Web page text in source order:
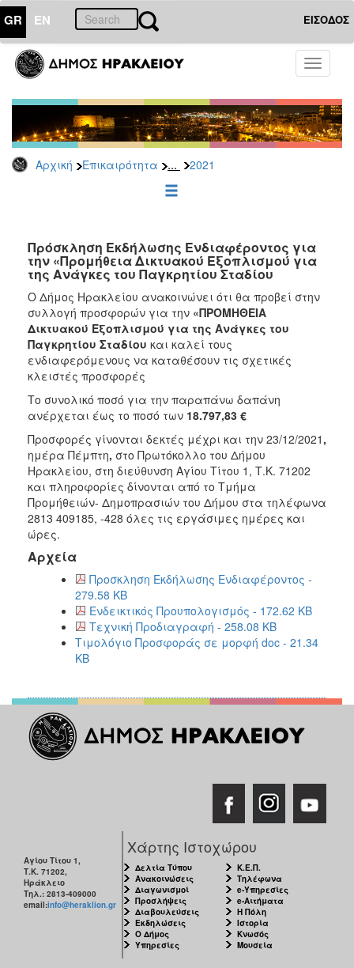
GR EN ΕΙΣΟΔΟΣ
Toggle
Αρχική Επικαιρότητα ... 2021
ΕΠΙΚΑΙΡΟΤΗΤΑ
-
Δημοπρασίες
Αρχείο
2026
2022
2021
2020
2019
2018
2017
2016
2013
ΔΗΜΟΤΗΣ
ΕΠΙΣΚΕΠΤΗΣ
Πρόσκληση Εκδήλωσης Ενδιαφέροντος για
την «Προμήθεια Δικτυακού Εξοπλισμού για
της Ανάγκες του Παγκρητίου Σταδίου
Ο Δήμος Ηρακλείου ανακοινώνει ότι θα προβεί στην
συλλογή προσφορών για την «ΠΡΟΜΗΘΕΙΑ
Δικτυακού Εξοπλισμού για της Ανάγκες του
Παγκρητίου Σταδίου και καλεί τους
ενδιαφερόμενους να καταθέσουν τις σχετικές
κλειστές προσφορές
Το συνολικό ποσό για την παραπάνω δαπάνη
ανέρχεται έως το ποσό των 18.797,83 €
Προσφορές γίνονται δεκτές μέχρι και την 23/12/2021 ,
ημέρα Πέμπτη, στο Πρωτόκολλο του Δήμου
Ηρακλείου, στη διεύθυνση Αγίου Τίτου 1, Τ.Κ. 71202
και πληροφορίες δίνονται από το Τμήμα
Προμήθειών- Δημοπρασιών του Δήμου στα τηλέφωνα
2813 409185, -428 όλες τις εργάσιμες ημέρες και
ώρες.
Αρχεία
Προσκληση Εκδήλωσης Ενδιαφέροντος -
279.58 KB
Ενδεικτικός Προυπολογισμός - 172.62 KB
Τεχνική Προδιαγραφή - 258.08 KB
Τιμολόγιο Προσφοράς σε μορφή doc - 21.34
KB
Αγίου Τίτου 1,
Τ.Κ. 71202,
Ηράκλειο
Τηλ.: 2813-409000
email:info@heraklion.gr
Χάρτης Ιστοχώρου
Δελτία Τύπου
Ανακοινώσεις
Διαγωνισμοί
Προσλήψεις
Διαβουλεύσεις
Εκδηλώσεις
Ο Δήμος
Υπηρεσίες
Κ.Ε.Π.
Τηλέφωνα
e-Υπηρεσίες
e-Αιτήματα
Η Πόλη
Ιστορία
Κνωσός
Μουσεία